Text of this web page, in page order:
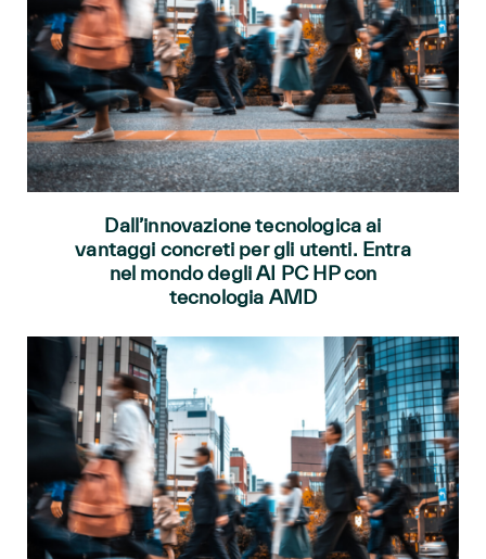
Dall’innovazione tecnologica ai
vantaggi concreti per gli utenti. Entra
nel mondo degli AI PC HP con
tecnologia AMD